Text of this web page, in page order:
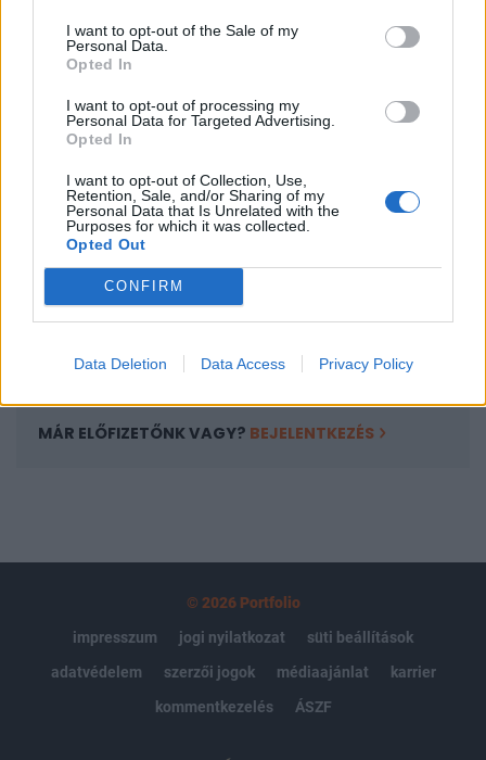
I want to opt-out of the Sale of my
Personal Data.
Opted In
I want to opt-out of processing my
Personal Data for Targeted Advertising.
Opted In
I want to opt-out of Collection, Use,
Retention, Sale, and/or Sharing of my
Personal Data that Is Unrelated with the
Purposes for which it was collected.
Opted Out
CONFIRM
Data Deletion Data Access Privacy Policy
A keresett cikk a portfolio.hu hírarchívumához
tartozik, melynek olvasása előfizetéses
regisztrációhoz kötött.
Az előfizetés a következőket tartalmazza:
Portfolio.hu teljes cikkarchívum
Kötéslisták: BÉT elmúlt 2 év napon belüli
MÁR ELŐFIZETŐNK VAGY? BEJELENTKEZÉS
© 2026 Portfolio
impresszum
jogi nyilatkozat
süti beállítások
adatvédelem
szerzői jogok médiaajánlat
karrier
kommentkezelés
ÁSZF